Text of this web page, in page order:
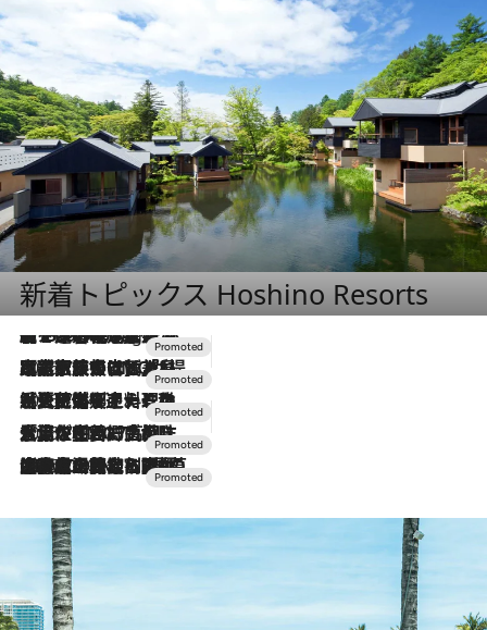
新着トピックス Hoshino Resorts
11 Hours Ago
【トンボの足水浴】ヒノキの香りに包まれて涼感マックス！約13℃の湧水かけ流しを避暑地「星野温泉 トンボの湯」で体験
2026.7.31
【ホテル帰省】という選択肢をOMOが提案。家族とほどよい距離を保つには「昼は実家、夜は気兼ねなくホテルで！」
2026.7.24
【夏限定ディナーコース】旬を迎える稚鮎や花ズッキーニなどをイタリア・トスカーナの郷土料理の手法で満喫！
2026.7.17
「土佐和ハーブかき氷」がOMO7高知に登場！生姜、山椒、大葉など目にも舌にも涼を呼ぶ郷土の味
2026.7.10
NEW OPEN！【界 草津】名湯の地に誕生。趣の異なる2種の温泉と上州ならではの会席・蕎麦割烹など美食を味わう究極の癒やし旅